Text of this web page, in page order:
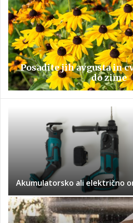
Posadite jih avgusta in
do zime
Akumulatorsko ali električno